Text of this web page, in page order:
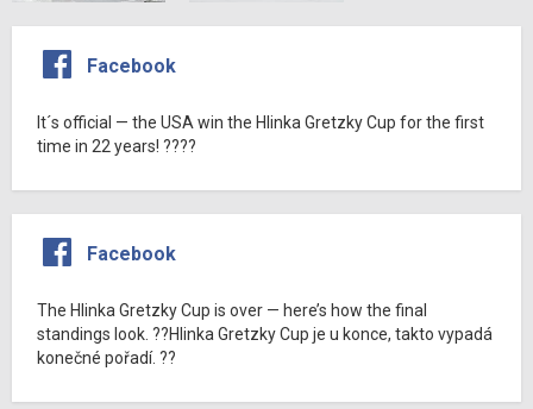
Facebook
It´s official — the USA win the Hlinka Gretzky Cup for the first
time in 22 years! ????
Facebook
The Hlinka Gretzky Cup is over — here’s how the final
standings look. ??Hlinka Gretzky Cup je u konce, takto vypadá
konečné pořadí. ??